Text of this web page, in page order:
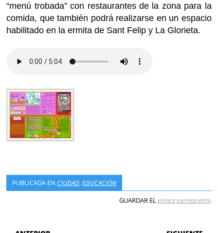
“menú trobada” con restaurantes de la zona para la
comida, que también podrá realizarse en un espacio
habilitado en la ermita de Sant Felip y La Glorieta.
PUBLICADA EN CIUDAD,EDUCACIÓN
GUARDAR ELenlace permanente.